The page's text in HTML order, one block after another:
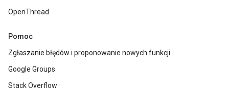
OpenThread
Pomoc
Zgłaszanie błędów i proponowanie nowych funkcji
Google Groups
Stack Overflow